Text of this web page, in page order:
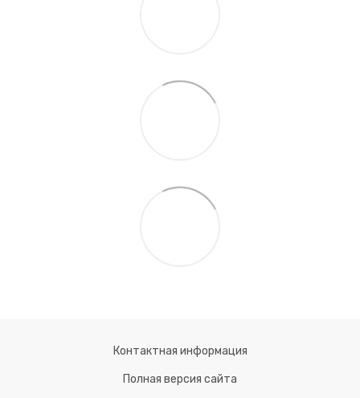
Контактная информация
Полная версия сайта